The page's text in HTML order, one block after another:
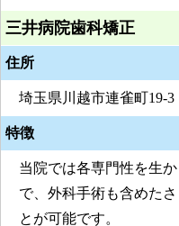
三井病院歯科矯正
住所
埼玉県川越市連雀町19-3
特徴
当院では各専門性を生
で、外科手術も含めた
とが可能です。